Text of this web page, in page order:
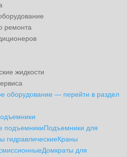
ремонта
жидкости
оборудование — перейти в раздел
подъемникиПодъемники для
гидравлическиеКраны
Домкраты для